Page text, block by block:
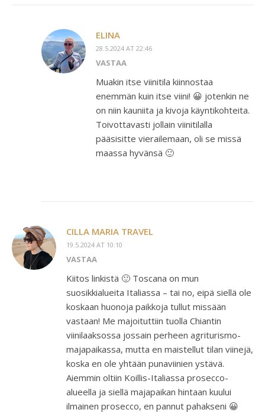
ELINA
28.5.2024 AT 22:46
VASTAA
Muakin itse viinitila kiinnostaa
enemmän kuin itse viini! 😀 jotenkin ne
on niin kauniita ja kivoja käyntikohteita.
Toivottavasti jollain viinitilalla
pääsisitte vierailemaan, oli se missä
maassa hyvänsä 🙂
CILLA MARIA TRAVEL
19.5.2024 AT 10:10
VASTAA
Kiitos linkistä 🙂 Toscana on mun
suosikkialueita Italiassa – tai no, eipä siellä ole
koskaan huonoja paikkoja tullut missään
vastaan! Me majoituttiin tuolla Chiantin
viinilaaksossa jossain perheen agriturismo-
majapaikassa, mutta en maistellut tilan viinejä,
koska en ole yhtään punaviinien ystävä.
Aiemmin oltiin Koillis-Italiassa prosecco-
alueella ja siellä majapaikan hintaan kuului
ilmainen prosecco, en pannut pahakseni 😀